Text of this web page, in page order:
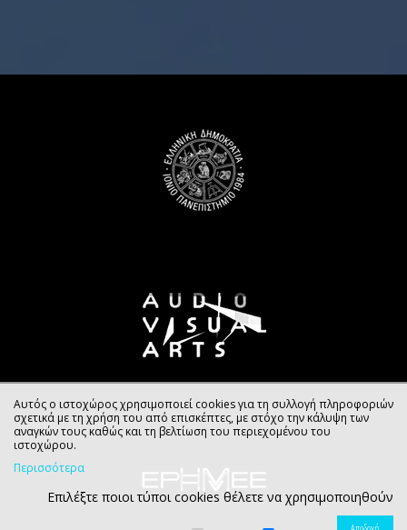
Αυτός ο ιστοχώρος χρησιμοποιεί cookies για τη συλλογή πληροφοριών
σχετικά με τη χρήση του από επισκέπτες, με στόχο την κάλυψη των
αναγκών τους καθώς και τη βελτίωση του περιεχομένου του
ιστοχώρου.
Περισσότερα
Επιλέξτε ποιοι τύποι cookies θέλετε να χρησιμοποιηθούν